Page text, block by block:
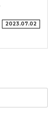
2023.07.02